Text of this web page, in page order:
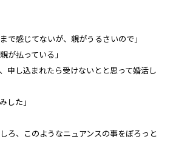
で感じてないが、親がうるさいので」
が払っている」
申し込まれたら受けないとと思って婚活し
した」
ろ、このようなニュアンスの事をぽろっと